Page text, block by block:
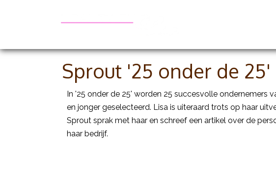
Sprout '25 onder de 25'
In '25 onder de 25' worden 25 succesvolle ondernemers
en jonger geselecteerd. Lisa is uiteraard trots op haar
Sprout sprak met haar en schreef een artikel over de
haar bedrijf.